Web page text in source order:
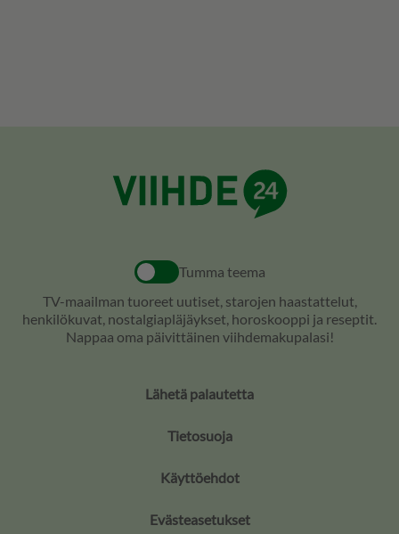
Tumma teema
TV-maailman tuoreet uutiset, starojen haastattelut,
henkilökuvat, nostalgiapläjäykset, horoskooppi ja reseptit.
Nappaa oma päivittäinen viihdemakupalasi!
Lähetä palautetta
Tietosuoja
Käyttöehdot
Evästeasetukset